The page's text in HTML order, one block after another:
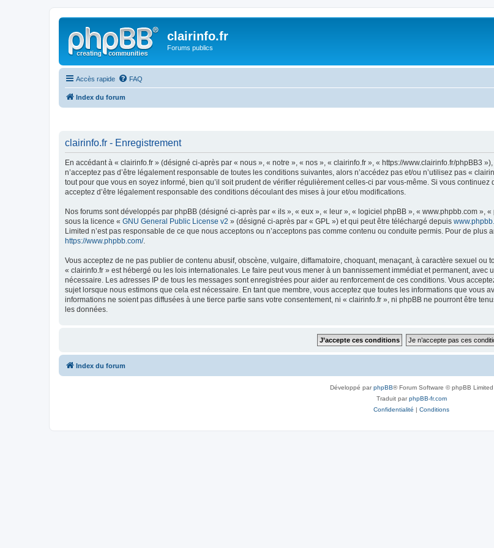
clairinfo.fr
Forums publics
Accès rapide FAQ
Index du forum
clairinfo.fr - Enregistrement
En accédant à « clairinfo.fr » (désigné ci-après par « nous », « notre », « nos », « clairinfo.fr », « https://www.clairinfo.fr/phpBB3
n’acceptez pas d’être légalement responsable de toutes les conditions suivantes, alors n’accédez pas et/ou n’utilisez pas «
tout pour que vous en soyez informé, bien qu’il soit prudent de vérifier régulièrement celles-ci par vous-même. Si vous
acceptez d’être légalement responsable des conditions découlant des mises à jour et/ou modifications.
Nos forums sont développés par phpBB (désigné ci-après par « ils », « eux », « leur », « logiciel phpBB », « www.phpbb.com »,
sous la licence « GNU General Public License v2 » (désigné ci-après par « GPL ») et qui peut être téléchargé depuis
Limited n’est pas responsable de ce que nous acceptons ou n’acceptons pas comme contenu ou conduite permis. Pour de
https://www.phpbb.com/.
Vous acceptez de ne pas publier de contenu abusif, obscène, vulgaire, diffamatoire, choquant, menaçant, à caractère sexuel ou
« clairinfo.fr » est hébergé ou les lois internationales. Le faire peut vous mener à un bannissement immédiat et permanent, avec
nécessaire. Les adresses IP de tous les messages sont enregistrées pour aider au renforcement de ces conditions. Vous
sujet lorsque nous estimons que cela est nécessaire. En tant que membre, vous acceptez que toutes les informations que vous
informations ne soient pas diffusées à une tierce partie sans votre consentement, ni « clairinfo.fr », ni phpBB ne pourront être
les données.
Index du forum
Développé parphpBB® Forum Software © phpBB Limited
Traduit parphpBB-fr.com
Confidentialité | Conditions